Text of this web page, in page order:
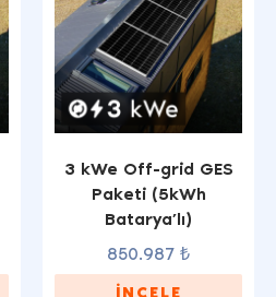
3 kWe Off-grid GES
Paketi (5kWh
Batarya’lı)
850.987 ₺
İNCELE